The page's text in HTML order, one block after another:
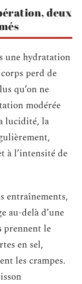
deux
une hydratation
perd de
qu’on ne
modérée
lucidité, la
à l’intensité de
entraînements,
au-delà d’une
prennent le
en sel,
les crampes.